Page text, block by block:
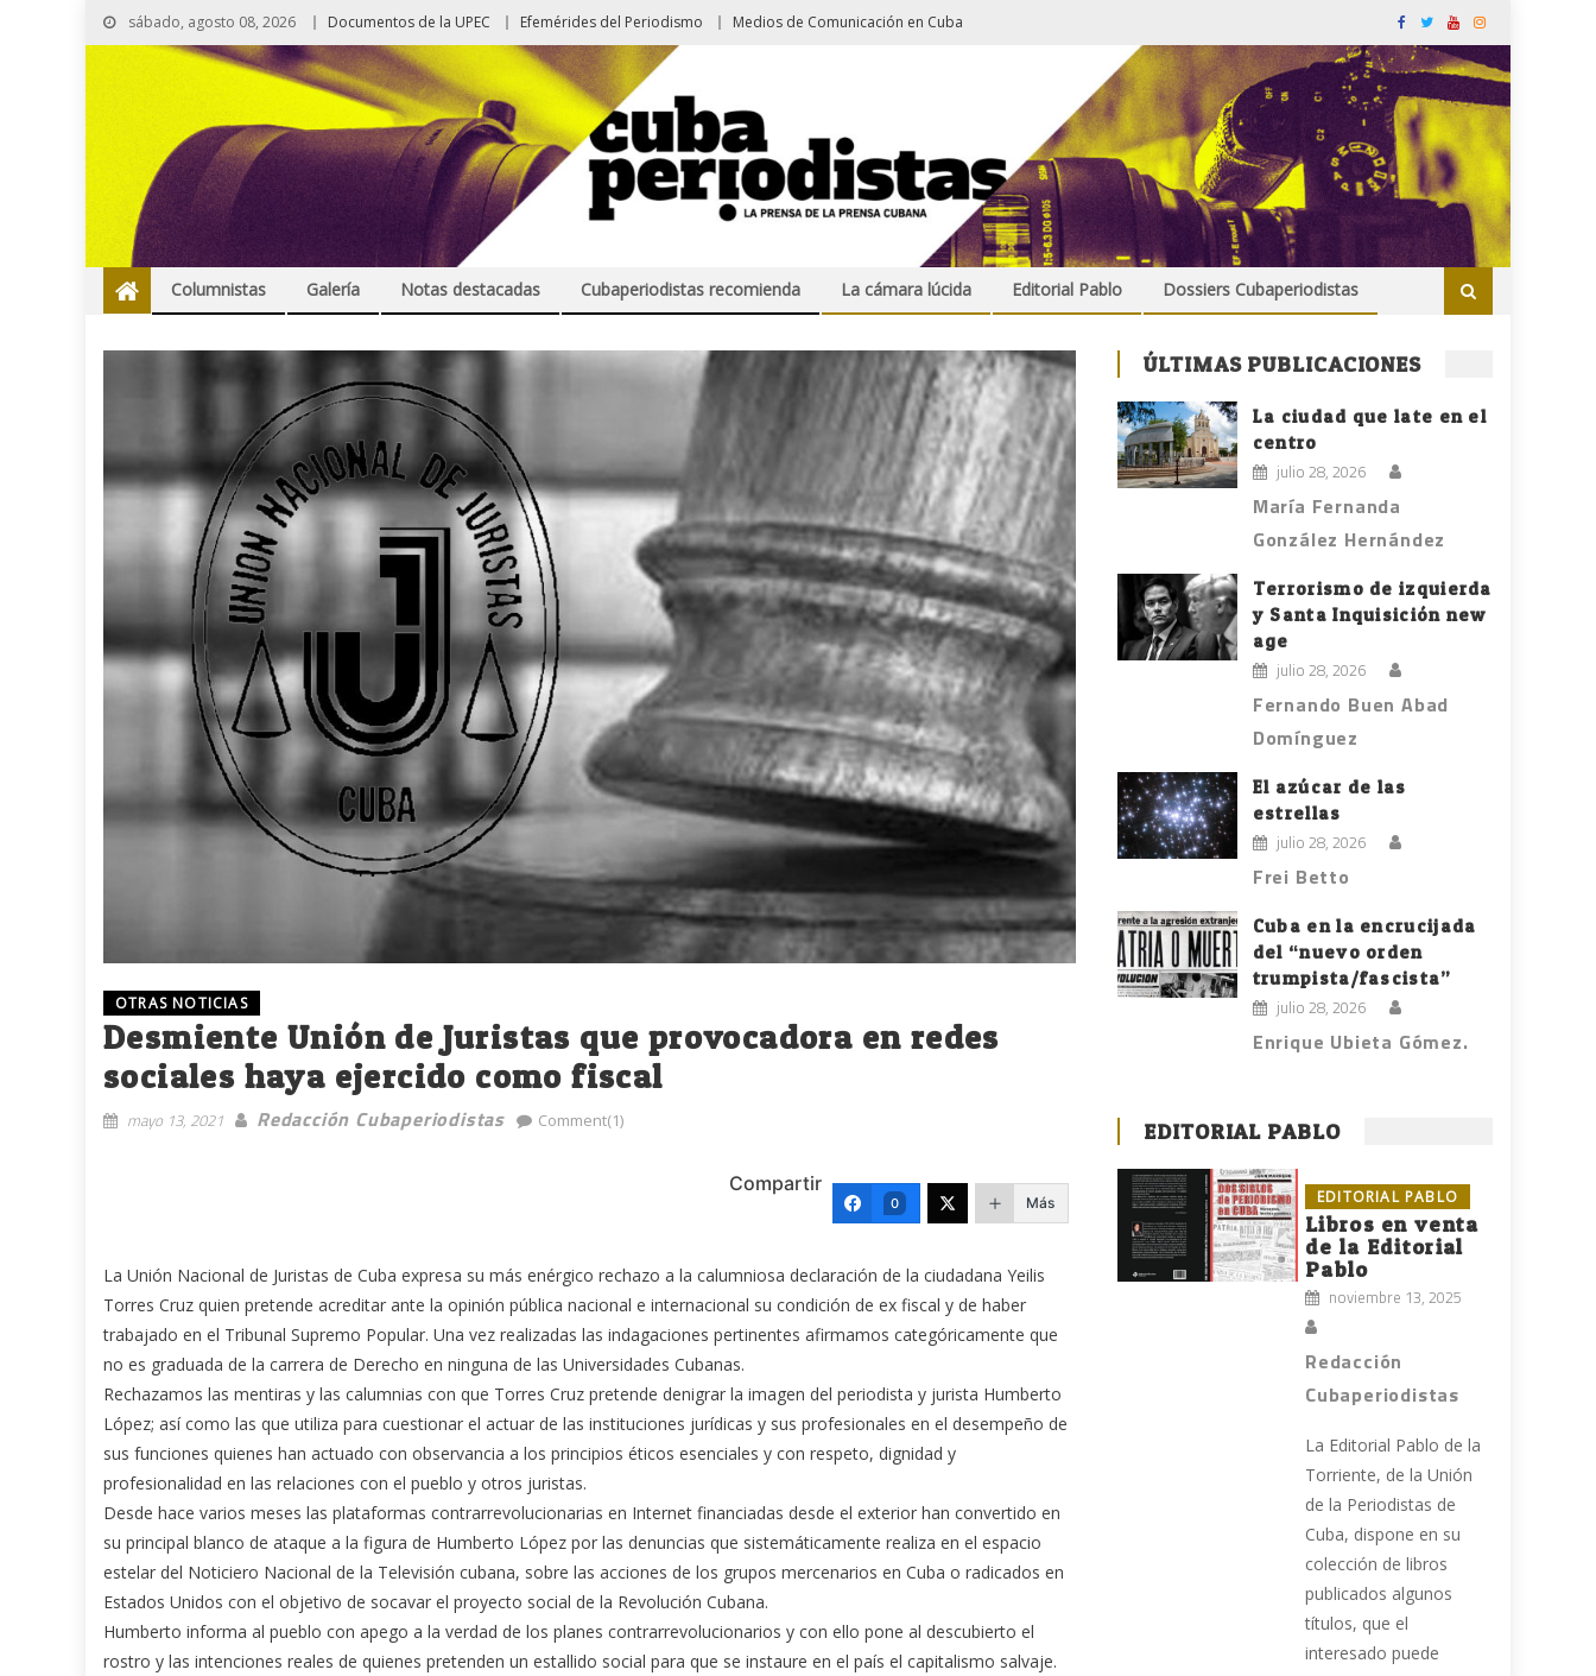
sábado, agosto 08, 2026 Documentos de la UPEC Efemérides del Periodismo Medios de Comunicación en Cuba
Columnistas Galería Notas destacadas Cubaperiodistas recomienda La cámara lúcida Editorial Pablo Dossiers Cubaperiodistas
OTRAS NOTICIAS
Desmiente Unión de Juristas que provocadora en redes
sociales haya ejercido como fiscal
mayo 13, 2021 Redacción Cubaperiodistas Comment(1)
Compartir
0 Más
La Unión Nacional de Juristas de Cuba expresa su más enérgico rechazo a la calumniosa declaración de la ciudadana Yeilis
Torres Cruz quien pretende acreditar ante la opinión pública nacional e internacional su condición de ex fiscal y de haber
trabajado en el Tribunal Supremo Popular. Una vez realizadas las indagaciones pertinentes afirmamos categóricamente que
no es graduada de la carrera de Derecho en ninguna de las Universidades Cubanas.
Rechazamos las mentiras y las calumnias con que Torres Cruz pretende denigrar la imagen del periodista y jurista Humberto
López; así como las que utiliza para cuestionar el actuar de las instituciones jurídicas y sus profesionales en el desempeño de
sus funciones quienes han actuado con observancia a los principios éticos esenciales y con respeto, dignidad y
profesionalidad en las relaciones con el pueblo y otros juristas.
Desde hace varios meses las plataformas contrarrevolucionarias en Internet financiadas desde el exterior han convertido en
su principal blanco de ataque a la figura de Humberto López por las denuncias que sistemáticamente realiza en el espacio
estelar del Noticiero Nacional de la Televisión cubana, sobre las acciones de los grupos mercenarios en Cuba o radicados en
Estados Unidos con el objetivo de socavar el proyecto social de la Revolución Cubana.
Humberto informa al pueblo con apego a la verdad de los planes contrarrevolucionarios y con ello pone al descubierto el
rostro y las intenciones reales de quienes pretenden un estallido social para que se instaure en el país el capitalismo salvaje.
ÚLTIMAS PUBLICACIONES
La ciudad que late en el
centro
julio 28, 2026
María Fernanda
González Hernández
Terrorismo de izquierda
y Santa Inquisición new
age
julio 28, 2026
Fernando Buen Abad
Domínguez
El azúcar de las
estrellas
julio 28, 2026
Frei Betto
Cuba en la encrucijada
del “nuevo orden
trumpista/fascista”
julio 28, 2026
Enrique Ubieta Gómez.
EDITORIAL PABLO
EDITORIAL PABLO
Libros en venta
de la Editorial
Pablo
noviembre 13, 2025
Redacción
Cubaperiodistas
La Editorial Pablo de la
Torriente, de la Unión
de la Periodistas de
Cuba, dispone en su
colección de libros
publicados algunos
títulos, que el
interesado puede